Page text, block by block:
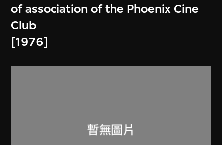
of association of the Phoenix Cine
Club
[1976]